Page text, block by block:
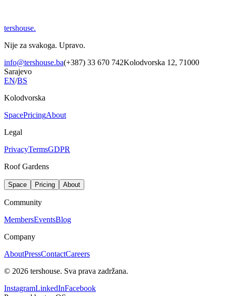
tershouse.
Nije za svakoga. Upravo.
info@tershouse.ba(+387) 33 670 742Kolodvorska 12, 71000
Sarajevo
EN/BS
Kolodvorska
SpacePricingAbout
Legal
PrivacyTermsGDPR
Roof Gardens
Space Pricing About
Community
MembersEventsBlog
Company
AboutPressContactCareers
© 2026 tershouse. Sva prava zadržana.
InstagramLinkedInFacebook